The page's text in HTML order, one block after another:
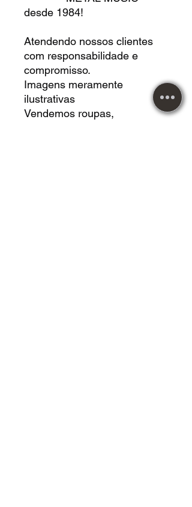
desde 1984!
Atendendo nossos clientes
com responsabilidade e
compromisso.
Imagens meramente
ilustrativas
Vendemos roupas,